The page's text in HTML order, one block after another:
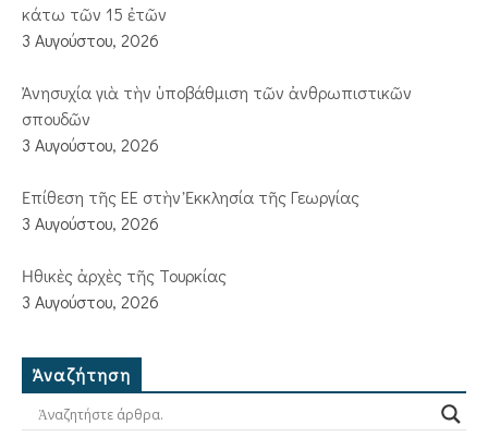
κάτω τῶν 15 ἐτῶν
3 Αυγούστου, 2026
Ἀνησυχία γιὰ τὴν ὑποβάθμιση τῶν ἀνθρωπιστικῶν
σπουδῶν
3 Αυγούστου, 2026
Ἐπίθεση τῆς ΕΕ στὴν Ἐκκλησία τῆς Γεωργίας
3 Αυγούστου, 2026
Ἠθικὲς ἀρχὲς τῆς Τουρκίας
3 Αυγούστου, 2026
Ἀναζήτηση